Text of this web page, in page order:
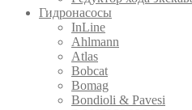
Гидронасосы
InLine
Ahlmann
Atlas
Bobcat
Bomag
Bondioli & Pavesi